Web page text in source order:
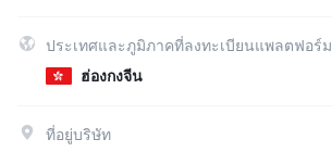
ประเทศและภูมิภาคที่ลงทะเบียนแพลตฟอร์ม
ฮ่องกงจีน
ที่อยู่บริษัท